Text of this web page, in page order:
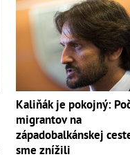
Kaliňák je pokojný:
migrantov na
západobalkánskej
sme znížili